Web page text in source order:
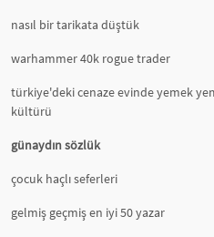
nasıl bir tarikata düştük
warhammer 40k rogue trader
türkiye'deki cenaze evinde yemek
kültürü
günaydın sözlük
çocuk haçlı seferleri
gelmiş geçmiş en iyi 50 yazar